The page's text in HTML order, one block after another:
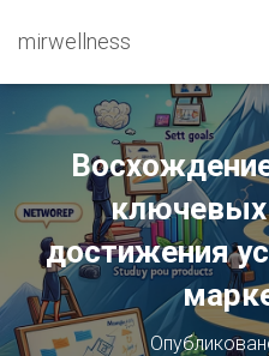
mirwellness
достижения